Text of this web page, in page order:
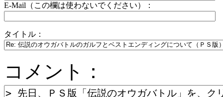
E-Mail（この欄は使わないでください）：
タイトル：
コメント：